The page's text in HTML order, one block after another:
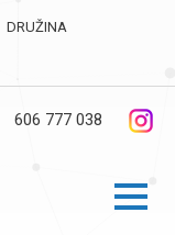
DRUŽINA
606 777 038